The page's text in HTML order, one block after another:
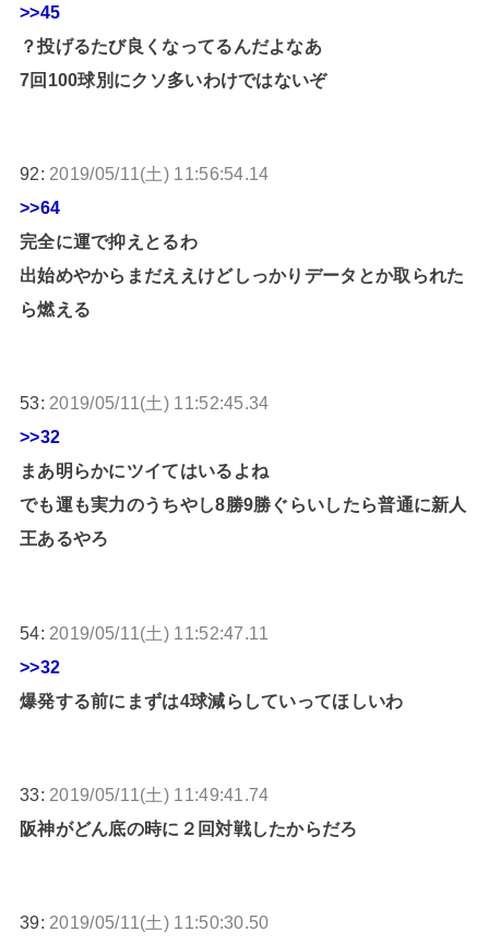
>>45
？投げるたび良くなってるんだよなあ
7回100球別にクソ多いわけではないぞ
92: 2019/05/11(土) 11:56:54.14
>>64
完全に運で抑えとるわ
出始めやからまだええけどしっかりデータとか取られた
ら燃える
53: 2019/05/11(土) 11:52:45.34
>>32
まあ明らかにツイてはいるよね
でも運も実力のうちやし8勝9勝ぐらいしたら普通に新人
王あるやろ
54: 2019/05/11(土) 11:52:47.11
>>32
爆発する前にまずは4球減らしていってほしいわ
33: 2019/05/11(土) 11:49:41.74
阪神がどん底の時に２回対戦したからだろ
39: 2019/05/11(土) 11:50:30.50